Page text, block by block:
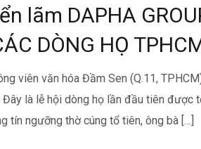
lãm DAPHA
DÒNG HỌ
viên văn hóa Đầm Sen (Q.11,
Đây là lễ hội dòng họ lần đầu tiên được
tín ngưỡng thờ cúng tổ tiên, ông bà […]